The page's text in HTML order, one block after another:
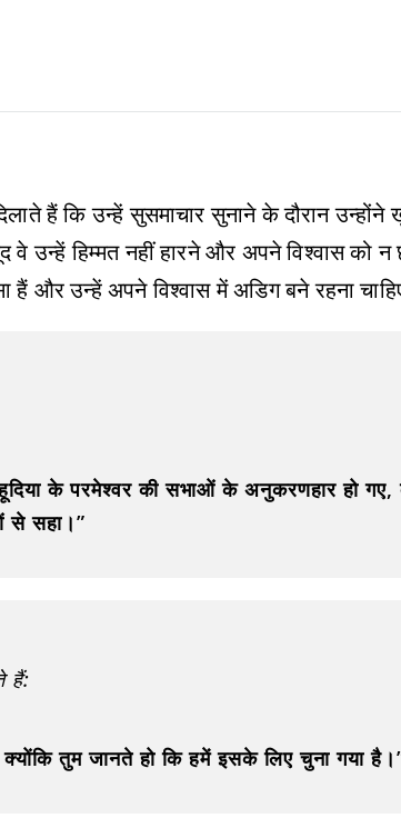
हैं कि उन्हें सुसमाचार सुनाने के दौरान
उन्हें हिम्मत नहीं हारने और अपने विश्वास को
हैं और उन्हें अपने विश्वास में अडिग बने रहना
के परमेश्वर की सभाओं के अनुकरणहार हो गए,
से सहा।”
हैं:
तुम जानते हो कि हमें इसके लिए चुना गया